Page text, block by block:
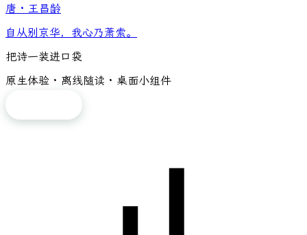
唐 · 王昌龄
自从别京华，我心乃萧索。
把诗一装进口袋
原生体验 · 离线随读 · 桌面小组件